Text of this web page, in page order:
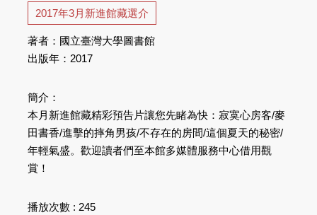
2017年3月新進館藏選介
著者：國立臺灣大學圖書館
出版年：2017
簡介：
本月新進館藏精彩預告片讓您先睹為快：寂寞心房客/麥
田書香/進擊的摔角男孩/不存在的房間/這個夏天的秘密/
年輕氣盛。歡迎讀者們至本館多媒體服務中心借用觀
賞！
播放次數 : 245